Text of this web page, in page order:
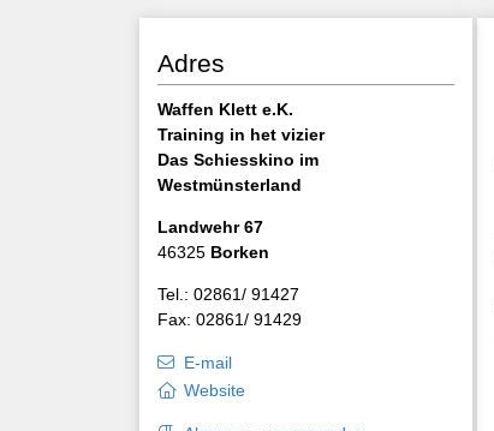
Adres
Waffen Klett e.K.
Training in het vizier
Das Schiesskino im
Westmünsterland
Landwehr 67
46325 Borken
Tel.: 02861/ 91427
Fax: 02861/ 91429
E-mail
Website